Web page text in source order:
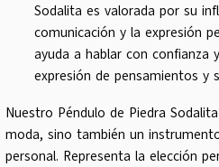
Sodalita es valorada por su
comunicación y la expresión
ayuda a hablar con confianza
expresión de pensamientos y
Nuestro Péndulo de Piedra
moda, sino también un
personal. Representa la elección